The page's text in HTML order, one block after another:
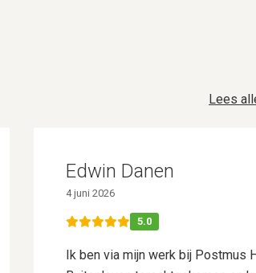
Lees
Edwin Danen
4 juni 2026
5.0
Ik ben via mijn werk bij Postmus